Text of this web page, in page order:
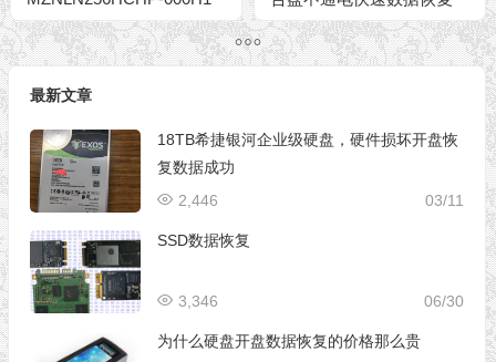
SSD无法识别BitLocker分
区加密数据恢复成功
最新文章
18TB希捷银河企业级硬盘，硬件损坏开盘恢
复数据成功
03/11
2,446
SSD数据恢复
06/30
3,346
为什么硬盘开盘数据恢复的价格那么贵